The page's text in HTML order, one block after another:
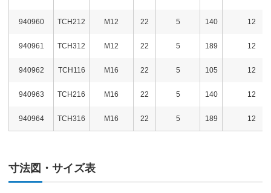
940960 TCH212 M12 22 5 140 12
940961 TCH312 M12 22 5 189 12
940962 TCH116 M16 22 5 105 12
940963 TCH216 M16 22 5 140 12
940964 TCH316 M16 22 5 189 12
寸法図・サイズ表